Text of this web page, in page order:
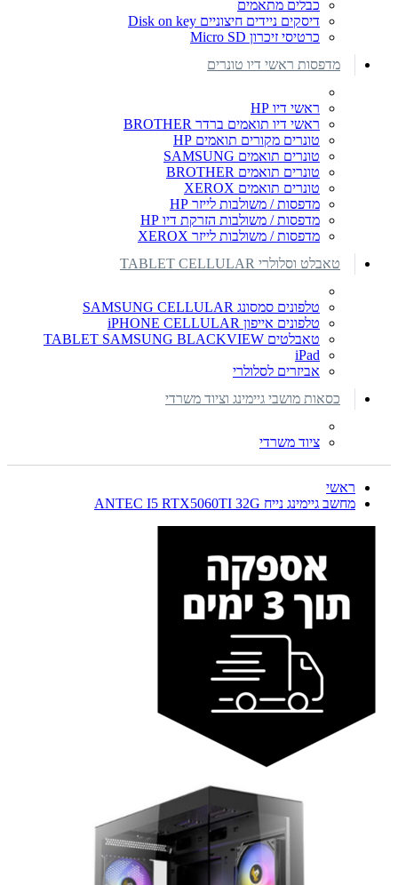
כבלים מתאמים
דיסקים ניידים חיצוניים Disk on key
כרטיסי זיכרון Micro SD
מדפסות ראשי דיו טונרים
ראשי דיו HP
ראשי דיו תואמים ברדר BROTHER
טונרים מקורים תואמים HP
טונרים תואמים SAMSUNG
טונרים תואמים BROTHER
טונרים תואמים XEROX
מדפסות / משולבות לייזר HP
מדפסות / משולבות הזרקת דיו HP
מדפסות / משולבות לייזר XEROX
טאבלט וסלולרי TABLET CELLULAR
טלפונים סמסונג SAMSUNG CELLULAR
טלפונים אייפון iPHONE CELLULAR
טאבלטים TABLET SAMSUNG BLACKVIEW
iPad
אביזרים לסלולרי
כסאות מושבי גיימינג וציוד משרדי
ציוד משרדי
ראשי
מחשב גיימינג נייח ANTEC I5 RTX5060TI 32G